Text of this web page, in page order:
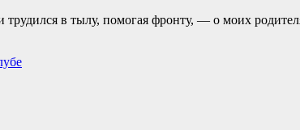
трудился в тылу, помогая фронту, — о моих